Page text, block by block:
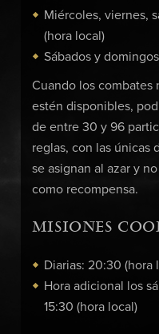
Miércoles, viernes,
(hora local)
Sábados y
Cuando los combates
estén disponibles,
de entre 30 y 96
reglas, con las únicas
se asignan al azar y
como recompensa.
MISIONES
Diarias: 20:30 (hora
Hora adicional los
15:30 (hora local)